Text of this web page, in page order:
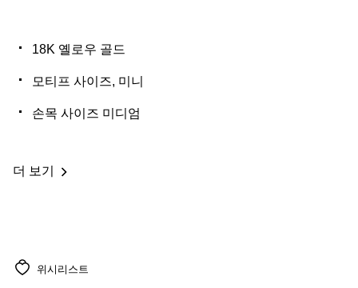
18K 옐로우 골드
모티프 사이즈, 미니
손목 사이즈 미디엄
더 보기
위시리스트